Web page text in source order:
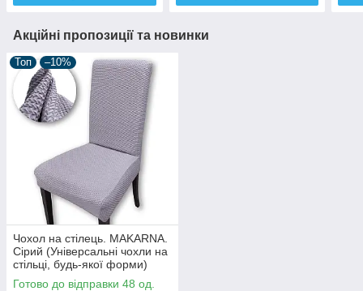
Акційні пропозиції та новинки
Топ –10%
Чохол на стілець. MAKARNA.
Сірий (Універсальні чохли на
стільці, будь-якої форми)
Готово до відправки 48 од.